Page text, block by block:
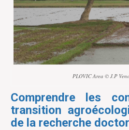
PLOVIC Area © J.P
Comprendre les
transition
de la recherche